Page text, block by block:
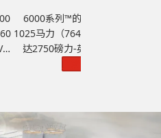
6000系列™的额定功率高达
1025马力（764千瓦），扭矩高
达2750磅力-英尺（3729牛·